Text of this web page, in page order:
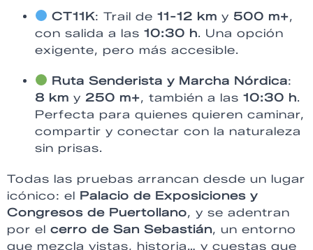
CT11K: Trail de11-12 km y500 m+,
con salida a las 10:30 h. Una opción
exigente, pero más accesible.
Ruta Senderista y Marcha Nórdica:
8 km y 250 m+, también a las 10:30 h.
Perfecta para quienes quieren caminar,
compartir y conectar con la naturaleza
sin prisas.
Todas las pruebas arrancan desde un lugar
icónico: el Palacio de Exposiciones y
Congresos de Puertollano, y se adentran
por el cerro de San Sebastián, un entorno
que mezcla vistas, historia… y cuestas que